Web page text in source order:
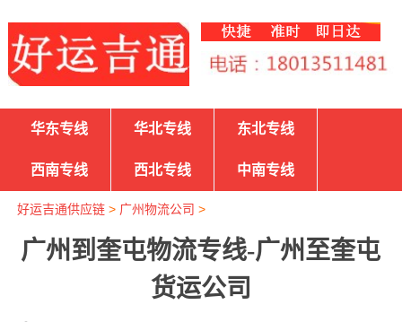
华东专线 华北专线 东北专线
西南专线 西北专线 中南专线
好运吉通供应链> 广州物流公司 >
广州到奎屯物流专线-广州至奎屯
货运公司